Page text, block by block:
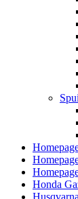
Honda
Husqvarna